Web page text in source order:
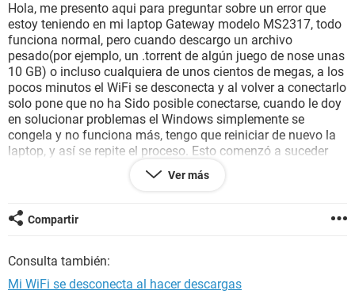
Hola, me presento aqui para preguntar sobre un error que
estoy teniendo en mi laptop Gateway modelo MS2317, todo
funciona normal, pero cuando descargo un archivo
pesado(por ejemplo, un .torrent de algún juego de nose unas
10 GB) o incluso cualquiera de unos cientos de megas, a los
pocos minutos el WiFi se desconecta y al volver a conectarlo
solo pone que no ha Sido posible conectarse, cuando le doy
en solucionar problemas el Windows simplemente se
congela y no funciona más, tengo que reiniciar de nuevo la
laptop, y así se repite el proceso. Esto comenzó a suceder
cuando actualize mi SO de Windows 8.1 a Windows 10, y
aparte de esto me mandaba de vez en cuando un pantalla
bcmwl63a.sys" . Decidí instalar Windows 7 Ultimate pero el
error continua, ya tengo actualizado el driver del Adaptador
Ver más
Compartir
Consulta también:
Mi WiFi se desconecta al hacer descargas